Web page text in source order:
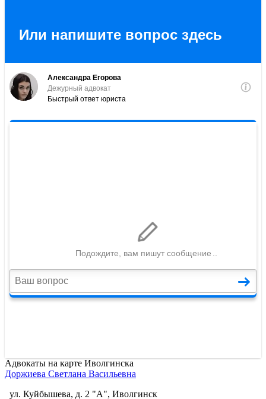
Адвокаты на карте Иволгинска
Доржиева Светлана Васильевна
ул. Куйбышева, д. 2 "А", Иволгинск